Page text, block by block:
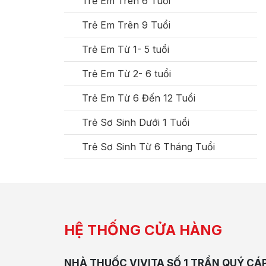
Trẻ Em Trên 9 Tuổi
Trẻ Em Từ 1- 5 tuổi
Trẻ Em Từ 2- 6 tuổi
Trẻ Em Từ 6 Đến 12 Tuổi
Trẻ Sơ Sinh Dưới 1 Tuổi
Trẻ Sơ Sinh Từ 6 Tháng Tuổi
HỆ THỐNG CỬA HÀNG
NHÀ THUỐC VIVITA SỐ 1 TRẦN QUÝ